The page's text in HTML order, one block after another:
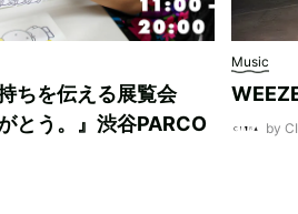
ちを伝える展覧会
とう。』渋谷PARCO
Music
by